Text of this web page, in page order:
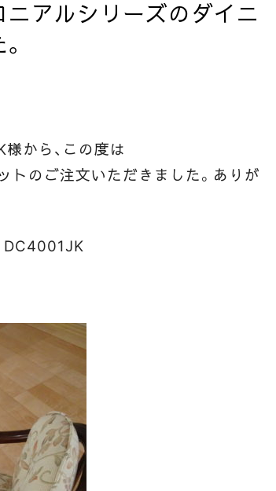
アルシリーズのダイニ
から、この度は
トのご注文いただきました。ありが